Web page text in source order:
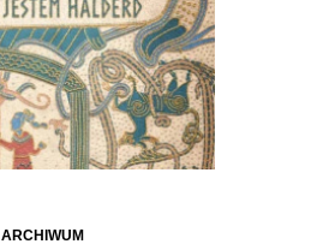
ARCHIWUM